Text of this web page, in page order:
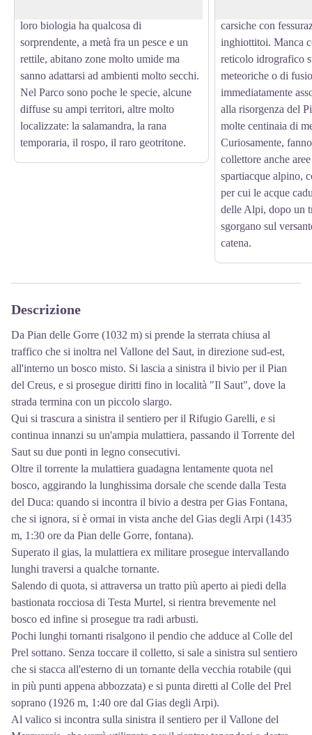
loro biologia ha qualcosa di
sorprendente, a metà fra un pesce e un
rettile, abitano zone molto umide ma
sanno adattarsi ad ambienti molto secchi.
Nel Parco sono poche le specie, alcune
diffuse su ampi territori, altre molto
localizzate: la salamandra, la rana
temporaria, il rospo, il raro geotritone.
carsiche con
inghiottitoi. Manca
reticolo idrografico
meteoriche o di
immediatamente
alla risorgenza del
molte centinaia di
Curiosamente,
collettore anche
spartiacque alpino,
per cui le acque
delle Alpi, dopo un
sgorgano sul
catena.
Descrizione
Da Pian delle Gorre (1032 m) si prende la sterrata chiusa al
traffico che si inoltra nel Vallone del Saut, in direzione sud-est,
all'interno un bosco misto. Si lascia a sinistra il bivio per il Pian
del Creus, e si prosegue diritti fino in località "Il Saut", dove la
strada termina con un piccolo slargo.
Qui si trascura a sinistra il sentiero per il Rifugio Garelli, e si
continua innanzi su un'ampia mulattiera, passando il Torrente del
Saut su due ponti in legno consecutivi.
Oltre il torrente la mulattiera guadagna lentamente quota nel
bosco, aggirando la lunghissima dorsale che scende dalla Testa
del Duca: quando si incontra il bivio a destra per Gias Fontana,
che si ignora, si è ormai in vista anche del Gias degli Arpi (1435
m, 1:30 ore da Pian delle Gorre, fontana).
Superato il gias, la mulattiera ex militare prosegue intervallando
lunghi traversi a qualche tornante.
Salendo di quota, si attraversa un tratto più aperto ai piedi della
bastionata rocciosa di Testa Murtel, si rientra brevemente nel
bosco ed infine si prosegue tra radi arbusti.
Pochi lunghi tornanti risalgono il pendio che adduce al Colle del
Prel sottano. Senza toccare il colletto, si sale a sinistra sul sentiero
che si stacca all'esterno di un tornante della vecchia rotabile (qui
in più punti appena abbozzata) e si punta diretti al Colle del Prel
soprano (1926 m, 1:40 ore dal Gias degli Arpi).
Al valico si incontra sulla sinistra il sentiero per il Vallone del